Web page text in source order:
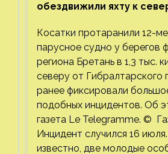
обездвижили яхту к
Косатки протаранили 12-
парусное судно у берегов
региона Бретань в 1,3 тыс.
северу от Гибралтарского
ранее фиксировали
подобных инцидентов. Об
газета Le Telegramme. ©
Инцидент случился 16
известно, две молодые